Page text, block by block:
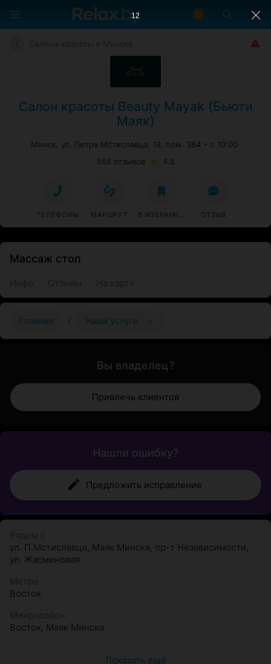
Салон красоты Beauty Mayak (Бьюти
Маяк)
Минск, ул. Петра Мстиславца, 18, пом. 384
с 10:00
565 отзывов
4.8
ТЕЛЕФОНЫ МАРШРУТ В ИЗБРАННОЕ ОТЗЫВ
Массаж стоп
Главная / Наши услуги
Вы владелец?
Привлечь клиентов
Нашли ошибку?
Предложить исправление
ул. П.Мстиславца, Маяк Минска, пр-т Независимости,
ул. Жасминовая
Восток
Восток, Маяк Минска
Показать ещё
11